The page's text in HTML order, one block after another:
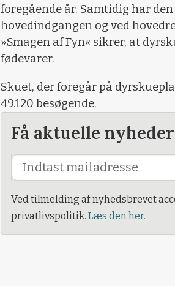
foregående år. Samtidig har
hovedindgangen og ved
»Smagen af Fyn« sikrer, at
fødevarer.
Skuet, der foregår på
49.120 besøgende.
Få aktuelle
Ved tilmelding af nyhedsbrevet
privatlivspolitik. Læs den her.